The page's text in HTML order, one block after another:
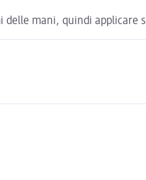
mani, quindi applicare